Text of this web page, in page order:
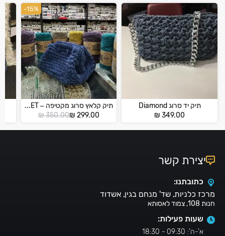
תיק יד סרוג Diamond
₪ 349.00
-15%
תיק קלאץ סרוג מקטיפה – VELVET
₪350.00
המחיר
היה:
₪ 299.00
המחיר
הוא:
יצירת קשר
כתובתנו:
מרכז כלניות, שד' מנחם בגין, אשדוד
חנות 108, צמוד לאסותא
שעות פעילות:
א'-ה': 09:30 - 18:30